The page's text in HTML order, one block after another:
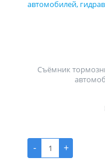
Съёмник
-
+